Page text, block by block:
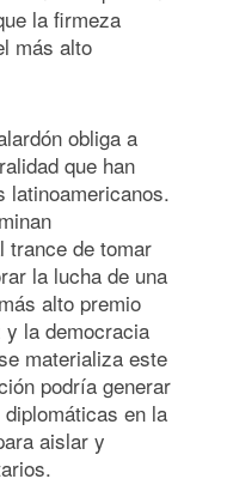
la firmeza
más alto
obliga a
que han
latinoamericanos.
trance de tomar
la lucha de una
alto premio
y la democracia
materializa este
podría generar
en la
aislar y